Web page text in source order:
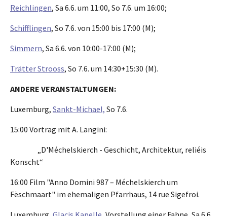
Reichlingen, Sa 6.6. um 11:00, So 7.6. um 16:00;
Schifflingen, So 7.6. von 15:00 bis 17:00 (M);
Simmern, Sa 6.6. von 10:00-17:00 (M);
Trätter Strooss, So 7.6. um 14:30+15:30 (M).
ANDERE VERANSTALTUNGEN:
Luxemburg, Sankt-Michael, So 7.6.
15:00 Vortrag mit A. Langini:
„D'Méchelskierch - Geschicht, Architektur, reliéis
Konscht“
16:00 Film "Anno Domini 987 – Méchelskierch um
Fëschmaart" im ehemaligen Pfarrhaus, 14 rue Sigefroi.